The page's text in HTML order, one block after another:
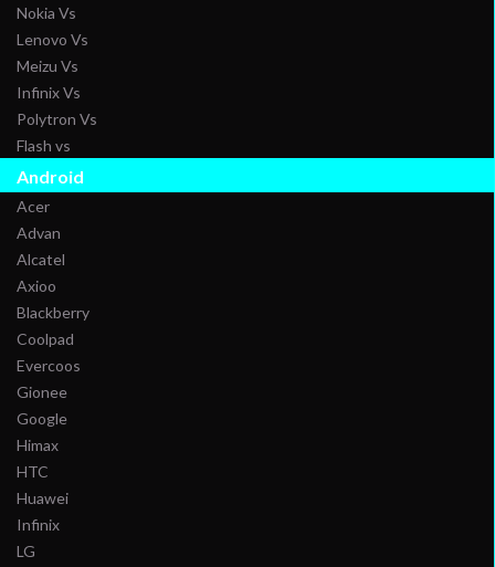
Nokia Vs
Lenovo Vs
Meizu Vs
Infinix Vs
Polytron Vs
Flash vs
Android
Acer
Advan
Alcatel
Axioo
Blackberry
Coolpad
Evercoos
Gionee
Google
Himax
HTC
Huawei
Infinix
LG